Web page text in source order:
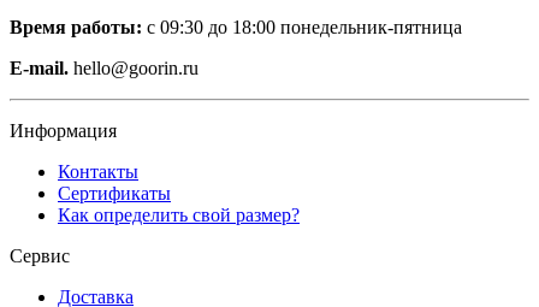
Время работы: с 09:30 до 18:00 понедельник-пятница
E-mail. hello@goorin.ru
Информация
Контакты
Сертификаты
Как определить свой размер?
Сервис
Доставка